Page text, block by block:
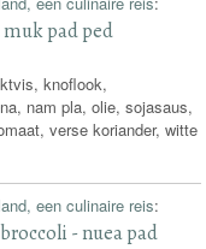
pad ped
knoflook,
nam pla, olie, sojasaus,
verse koriander, witte
een culinaire reis:
- nuea pad